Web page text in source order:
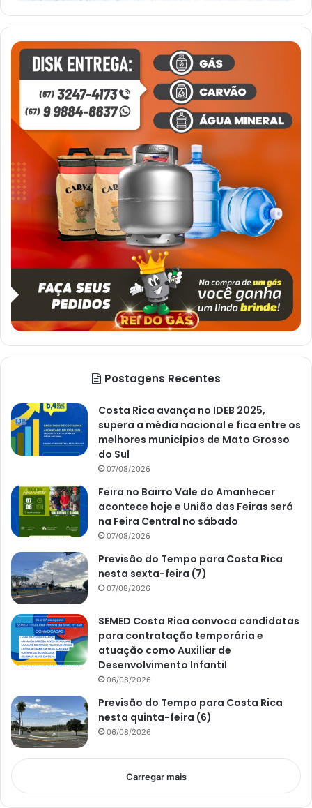
Postagens Recentes
Costa Rica avança no IDEB 2025,
supera a média nacional e fica entre os
melhores municípios de Mato Grosso
do Sul
07/08/2026
Feira no Bairro Vale do Amanhecer
acontece hoje e União das Feiras será
na Feira Central no sábado
07/08/2026
Previsão do Tempo para Costa Rica
nesta sexta-feira (7)
07/08/2026
SEMED Costa Rica convoca candidatas
para contratação temporária e
atuação como Auxiliar de
Desenvolvimento Infantil
06/08/2026
Previsão do Tempo para Costa Rica
nesta quinta-feira (6)
06/08/2026
Carregar mais